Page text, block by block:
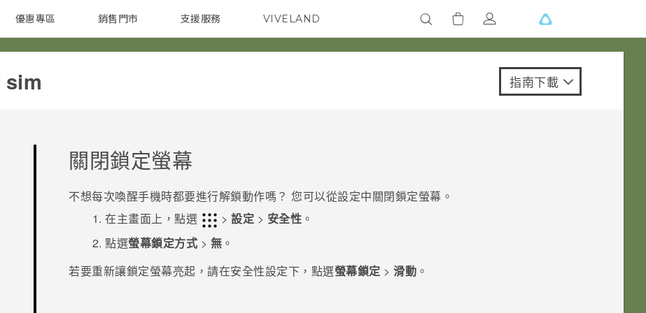
智慧型手機 配件
優惠專區
焦點訊息 校園專案 企業採購
銷售門市
銷售通路 支援服務 VIVELAND
sim‎ 指南下載
關閉鎖定螢幕
不想每次喚醒手機時都要進行解鎖動作嗎？ 您可以從設定中關閉鎖定螢幕。
在主畫面上，點選 >設定 > 安全性 。
點選螢幕鎖定方式 > 無 。
若要重新讓鎖定螢幕亮起，請在安全性設定下，點選螢幕鎖定 >滑動 。